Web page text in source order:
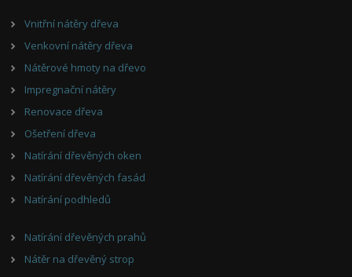
Vnitřní nátěry dřeva
Venkovní nátěry dřeva
Nátěrové hmoty na dřevo
Impregnační nátěry
Renovace dřeva
Ošetření dřeva
Natírání dřevěných oken
Natírání dřevěných fasád
Natírání podhledů
Natírání dřevěných prahů
Nátěr na dřevěný strop